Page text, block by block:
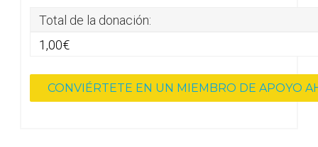
Total de la donación:
1,00€